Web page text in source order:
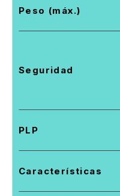
Peso (máx.)
Seguridad
PLP
Características